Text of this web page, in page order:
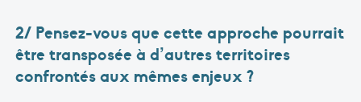
2/ Pensez-vous que cette approche pourrait
être transposée à d’autres territoires
confrontés aux mêmes enjeux ?